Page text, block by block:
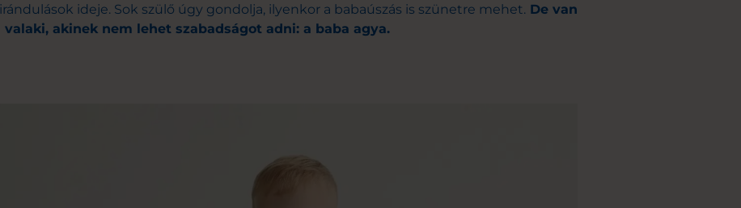
ideje. Sok szülő úgy gondolja, ilyenkor a babaúszás is szünetre mehet. De van
valaki, akinek nem lehet szabadságot adni: a baba agya.